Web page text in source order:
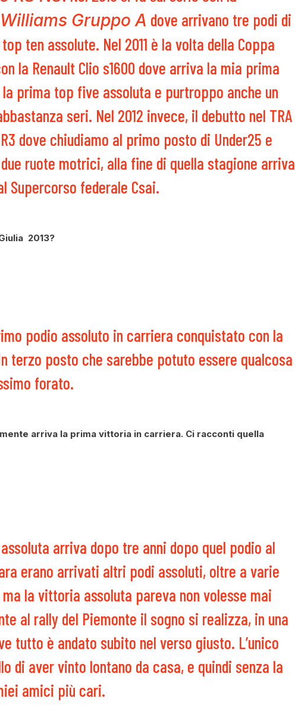
Gruppo A dove arrivano tre podi di
ten assolute. Nel 2011 è la volta della Coppa
la Renault Clio s1600 dove arriva la mia prima
prima top five assoluta e purtroppo anche un
seri. Nel 2012 invece, il debutto nel TRA
dove chiudiamo al primo posto di Under25 e
ruote motrici, alla fine di quella stagione arriva
Supercorso federale Csai.
2013?
podio assoluto in carriera conquistato con la
terzo posto che sarebbe potuto essere qualcosa
forato.
arriva la prima vittoria in carriera. Ci racconti quella
arriva dopo tre anni dopo quel podio al
erano arrivati altri podi assoluti, oltre a varie
la vittoria assoluta pareva non volesse mai
al rally del Piemonte il sogno si realizza, in una
tutto è andato subito nel verso giusto. L’unico
di aver vinto lontano da casa, e quindi senza la
amici più cari.